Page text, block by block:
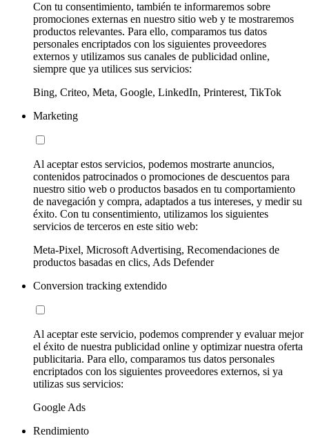
Con tu consentimiento, también te informaremos sobre
promociones externas en nuestro sitio web y te mostraremos
productos relevantes. Para ello, comparamos tus datos
personales encriptados con los siguientes proveedores
externos y utilizamos sus canales de publicidad online,
siempre que ya utilices sus servicios:
Bing, Criteo, Meta, Google, LinkedIn, Printerest, TikTok
Marketing
Al aceptar estos servicios, podemos mostrarte anuncios,
contenidos patrocinados o promociones de descuentos para
nuestro sitio web o productos basados en tu comportamiento
de navegación y compra, adaptados a tus intereses, y medir su
éxito. Con tu consentimiento, utilizamos los siguientes
servicios de terceros en este sitio web:
Meta-Pixel, Microsoft Advertising, Recomendaciones de
productos basadas en clics, Ads Defender
Conversion tracking extendido
Al aceptar este servicio, podemos comprender y evaluar mejor
el éxito de nuestra publicidad online y optimizar nuestra oferta
publicitaria. Para ello, comparamos tus datos personales
encriptados con los siguientes proveedores externos, si ya
utilizas sus servicios:
Google Ads
Rendimiento